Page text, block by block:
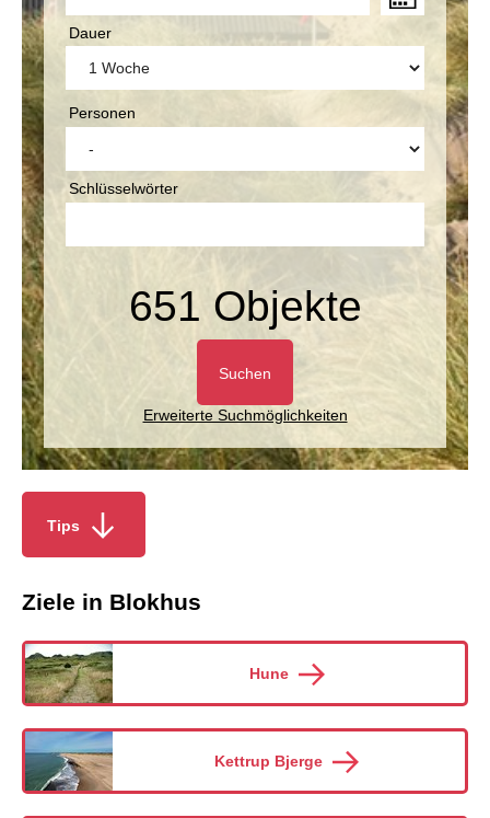
Dauer
Personen
Schlüsselwörter
651 Objekte
Suchen
Erweiterte Suchmöglichkeiten
Tips
Ziele in Blokhus
Hune
Kettrup Bjerge